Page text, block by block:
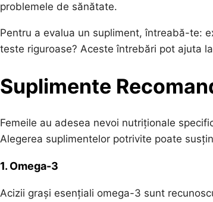
problemele de sănătate.
Pentru a evalua un supliment, întreabă-te:
teste riguroase? Aceste întrebări pot ajuta
Suplimente
Femeile au adesea nevoi nutriționale
Alegerea suplimentelor potrivite poate
1. Omega-3
Acizii grași esențiali omega-3 sunt